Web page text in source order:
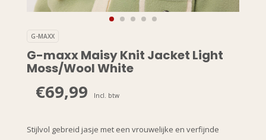
G-MAXX
G-maxx Maisy Knit Jacket Light
Moss/Wool White
€69,99 Incl. btw
Stijlvol gebreid jasje met een vrouwelijke en verfijnde